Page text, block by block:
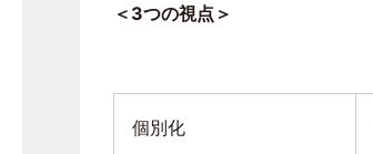
＜ 3つの視点＞
個別化